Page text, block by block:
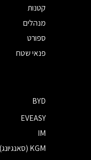
קטנות
מנהלים
ספורט
פנאי שטח
BYD
EVEASY
IM
KGM (סאנגיונג)